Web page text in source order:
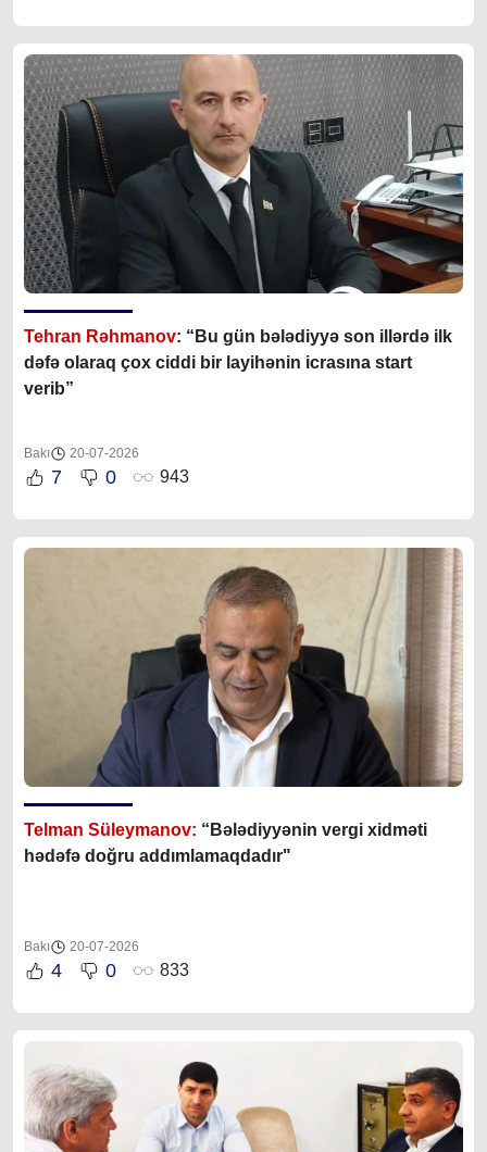
Tehran Rəhmanov: “Bu gün bələdiyyə son illərdə ilk
dəfə olaraq çox ciddi bir layihənin icrasına start
verib”
Bakı 20-07-2026
7 0 943
Telman Süleymanov: “Bələdiyyənin vergi xidməti
hədəfə doğru addımlamaqdadır"
Bakı 20-07-2026
4 0 833